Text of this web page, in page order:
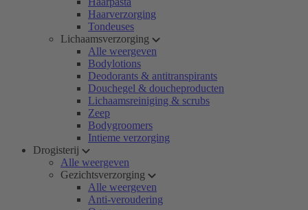
Haarverzorging
Tondeuses
Lichaamsverzorging
Alle weergeven
Bodylotions
Deodorants & antitranspirants
Douchegel & doucheproducten
Lichaamsreiniging & scrubs
Zeep
Bodygroomers
Intieme verzorging
Drogisterij
Alle weergeven
Gezichtsverzorging
Alle weergeven
Anti-veroudering